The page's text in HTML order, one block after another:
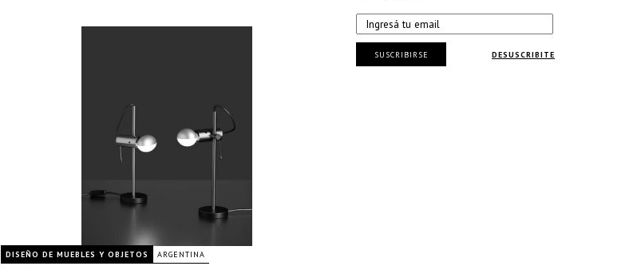
DISEÑO DE MUEBLES Y OBJETOS ARGENTINA
DESUSCRIBITE
SUSCRIBIRSE